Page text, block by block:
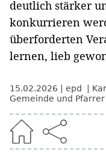
deutlich stärker
konkurrieren
überforderten
lernen, lieb
15.02.2026 epd
Gemeinde und Pfarrer